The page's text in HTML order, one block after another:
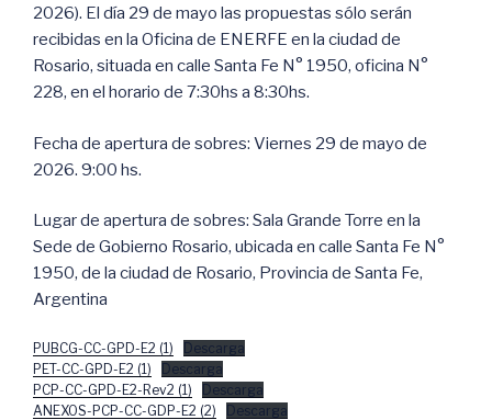
2026). El día 29 de mayo las propuestas sólo serán
recibidas en la Oficina de ENERFE en la ciudad de
Rosario, situada en calle Santa Fe N° 1950, oficina N°
228, en el horario de 7:30hs a 8:30hs.
Fecha de apertura de sobres: Viernes 29 de mayo de
2026. 9:00 hs.
Lugar de apertura de sobres: Sala Grande Torre en la
Sede de Gobierno Rosario, ubicada en calle Santa Fe N°
1950, de la ciudad de Rosario, Provincia de Santa Fe,
Argentina
PUBCG-CC-GPD-E2 (1)
Descarga
PET-CC-GPD-E2 (1)
Descarga
PCP-CC-GPD-E2-Rev2 (1)
Descarga
ANEXOS-PCP-CC-GDP-E2 (2)
Descarga